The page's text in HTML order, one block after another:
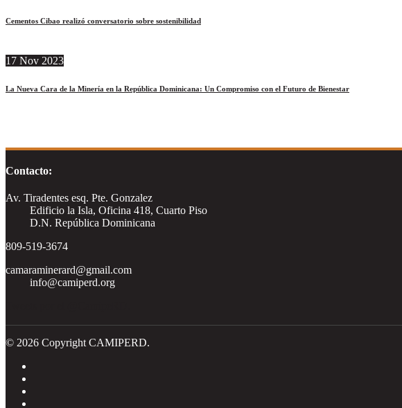
Cementos Cibao realizó conversatorio sobre sostenibilidad
17 Nov 2023
La Nueva Cara de la Minería en la República Dominicana: Un Compromiso con el Futuro de Bienestar
Contacto:
Av. Tiradentes esq. Pte. Gonzalez
Edificio la Isla, Oficina 418, Cuarto Piso
D.N. República Dominicana
809-519-3674
camaraminerard@gmail.com
info@camiperd.org
© 2026 Copyright CAMIPERD.